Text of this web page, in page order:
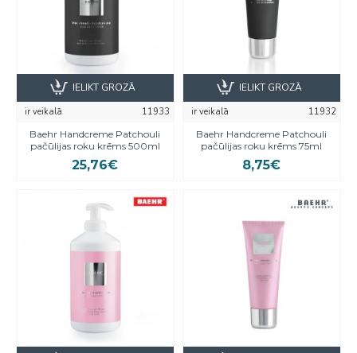
ir veikalā
11933
Baehr Handcreme Patchouli
pačūlijas roku krēms 500ml
25,76€
IELIKT GROZĀ
ir veikalā
11932
Baehr Handcreme Patchouli
pačūlijas roku krēms 75ml
8,75€
IELIKT GROZĀ